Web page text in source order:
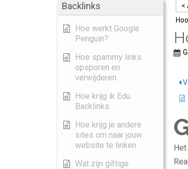
Backlinks
Hoe werkt Google
Penguin?
Hoe spammy links
opsporen en
verwijderen
Hoe krijg ik Edu
Backlinks
Hoe krijg je andere
sites om naar jouw
website te linken
Wat zijn giftige
<